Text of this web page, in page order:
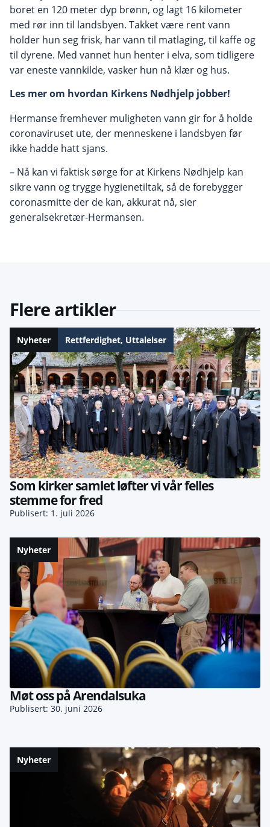
boret en 120 meter dyp brønn, og lagt 16 kilometer
med rør inn til landsbyen. Takket være rent vann
holder hun seg frisk, har vann til matlaging, til kaffe og
til dyrene. Med vannet hun henter i elva, som tidligere
var eneste vannkilde, vasker hun nå klær og hus.
Les mer om hvordan Kirkens Nødhjelp jobber!
Hermanse fremhever muligheten vann gir for å holde
coronaviruset ute, der menneskene i landsbyen før
ikke hadde hatt sjans.
– Nå kan vi faktisk sørge for at Kirkens Nødhjelp kan
sikre vann og trygge hygienetiltak, så de forebygger
coronasmitte der de kan, akkurat nå, sier
generalsekretær-Hermansen.
Flere artikler
Nyheter Rettferdighet, Uttalelser
Som kirker samlet løfter vi vår felles
stemme for fred
Publisert: 1. juli 2026
Nyheter
Møt oss på Arendalsuka
Publisert: 30. juni 2026
Nyheter